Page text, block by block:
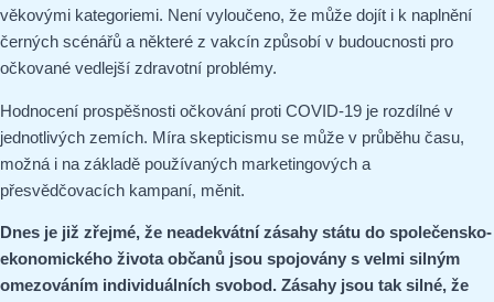
věkovými kategoriemi. Není vyloučeno, že může dojít i k naplnění
černých scénářů a některé z vakcín způsobí v budoucnosti pro
očkované vedlejší zdravotní problémy.
Hodnocení prospěšnosti očkování proti COVID-19 je rozdílné v
jednotlivých zemích. Míra skepticismu se může v průběhu času,
možná i na základě používaných marketingových a
přesvědčovacích kampaní, měnit.
Dnes je již zřejmé, že neadekvátní zásahy státu do společensko-
ekonomického života občanů jsou spojovány s velmi silným
omezováním individuálních svobod. Zásahy jsou tak silné, že